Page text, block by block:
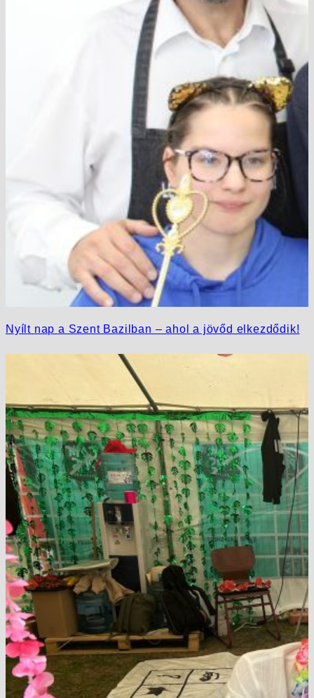
Nyílt nap a Szent Bazilban – ahol a jövőd elkezdődik!